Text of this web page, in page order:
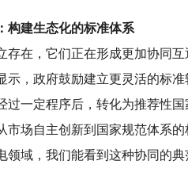
构建生态化的标准体系
在，它们正在形成更加协同互
政府鼓励建立更灵活的标准
过一定程序后，转化为推荐性国
场自主创新到国家规范体系的
，我们能看到这种协同的典